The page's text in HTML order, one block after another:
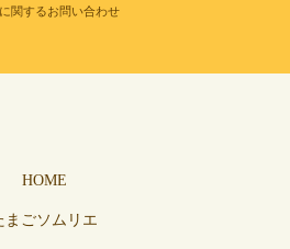
関するお問い合わせ
HOME
まごソムリエ